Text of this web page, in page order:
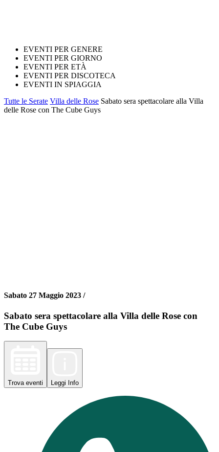
EVENTI PER GENERE
EVENTI PER GIORNO
EVENTI PER ETÀ
EVENTI PER DISCOTECA
EVENTI IN SPIAGGIA
Tutte le Serate Villa delle Rose Sabato sera spettacolare alla Villa
delle Rose con The Cube Guys
Sabato 27 Maggio 2023 /
Sabato sera spettacolare alla Villa delle Rose con
The Cube Guys
Trova eventi Leggi Info